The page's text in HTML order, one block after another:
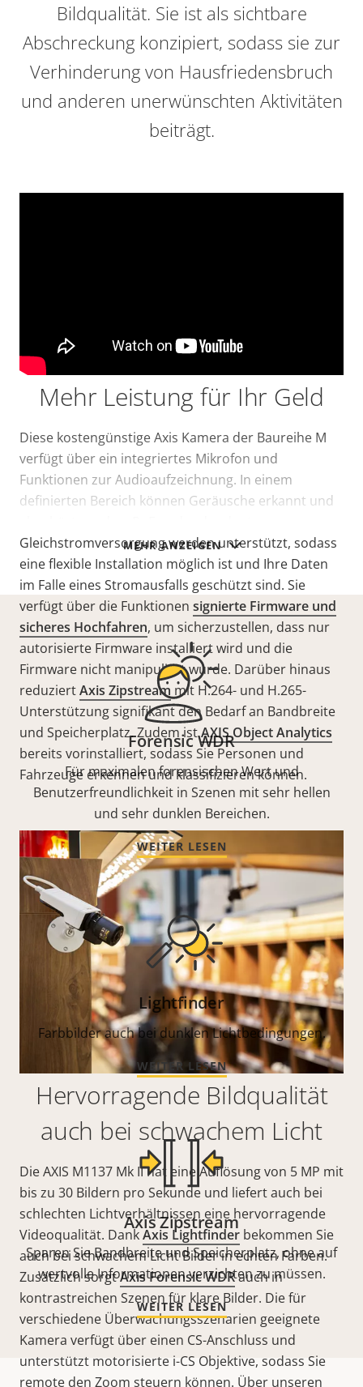
MEHR ANZEIGEN
Bildqualität. Sie ist als sichtbare
Abschreckung konzipiert, sodass sie zur
Verhinderung von Hausfriedensbruch
und anderen unerwünschten Aktivitäten
beiträgt.
Mehr Leistung für Ihr Geld
Diese kostengünstige Axis Kamera der Baureihe M
verfügt über ein integriertes Mikrofon und
Funktionen zur Audioaufzeichnung. In einem
definierten Bereich können Geräusche erkannt und
Gleichstromversorgung werden unterstützt, sodass
eine flexible Installation möglich ist und Ihre Daten
im Falle eines Stromausfalls geschützt sind. Sie
verfügt über die Funktionen signierte Firmware und
sicheres Hochfahren, um sicherzustellen, dass nur
autorisierte Firmware installiert wird und die
Firmware nicht manipuliert wurde. Darüber hinaus
reduziertAxis Zipstream mit H.264- und H.265-
Unterstützung signifikant den Bedarf an Bandbreite
und Speicherplatz. Zudem istAXIS Object Analytics
bereits vorinstalliert, sodass Sie Personen und
Fahrzeuge erkennen und klassifizieren können.
Hervorragende Bildqualität
auch bei schwachem Licht
Die AXIS M1137 Mk II hat eine Auflösung von 5 MP mit
bis zu 30 Bildern pro Sekunde und liefert auch bei
schlechten Lichtverhältnissen eine hervorragende
Videoqualität. DankAxis Lightfinder bekommen Sie
auch bei schwachem Licht Bilder in echten Farben.
Zusätzlich sorgtAxis Forensic WDRauch in
kontrastreichen Szenen für klare Bilder. Die für
verschiedene Überwachungsszenarien geeignete
Kamera verfügt über einen CS-Anschluss und
unterstützt motorisierte i-CS Objektive, sodass Sie
remote den Zoom steuern können. Über unseren
Forensic WDR
Für maximalen forensischen Wert und
Benutzerfreundlichkeit in Szenen mit sehr hellen
und sehr dunklen Bereichen.
WEITER LESEN
Lightfinder
Farbbilder auch bei dunklen Lichtbedingungen.
WEITER LESEN
Axis Zipstream
Sparen Sie Bandbreite und Speicherplatz, ohne auf
wertvolle Informationen verzichten zu müssen.
WEITER LESEN